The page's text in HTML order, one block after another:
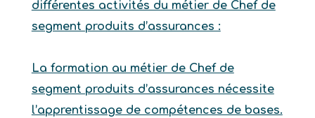
différentes activités du métier de Chef de
segment produits d’assurances :
La formation au métier de Chef de
segment produits d’assurances nécessite
l’apprentissage de compétences de bases.